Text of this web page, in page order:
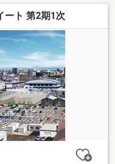
ート 第2期1次